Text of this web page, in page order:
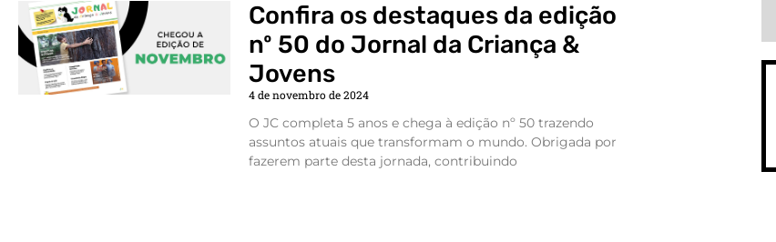
Confira os destaques da edição
nº 50 do Jornal da Criança &
Jovens
4 de novembro de 2024
O JC completa 5 anos e chega à edição nº 50 trazendo
assuntos atuais que transformam o mundo. Obrigada por
fazerem parte desta jornada, contribuindo